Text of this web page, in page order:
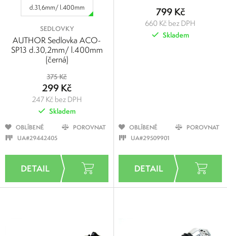
d.31,6mm/ l.400mm
SEDLOVKY
AUTHOR Sedlovka ACO-
SP13 d.30,2mm/ l.400mm
(černá)
375 Kč
299 Kč
247 Kč bez DPH
Skladem
OBLÍBENÉ
POROVNAT
UA#29442405
799 Kč
660 Kč bez DPH
Skladem
OBLÍBENÉ
POROVNAT
UA#29509901